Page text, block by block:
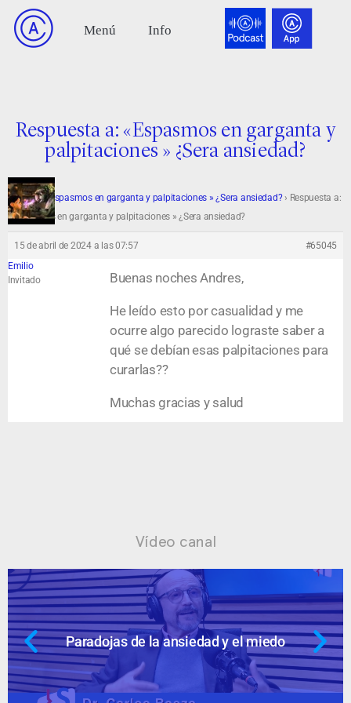
Respuesta a: «Espasmos en garganta y
palpitaciones » ¿Sera ansiedad?
Foro ›«Espasmos en garganta y palpitaciones » ¿Sera ansiedad?› Respuesta a:
«Espasmos en garganta y palpitaciones » ¿Sera ansiedad?
15 de abril de 2024 a las 07:57
#65045
Emilio
Invitado
Buenas noches Andres,
He leído esto por casualidad y me
ocurre algo parecido lograste saber a
qué se debían esas palpitaciones para
curarlas??
Muchas gracias y salud
Vídeo canal
Paradojas de la ansiedad y el miedo